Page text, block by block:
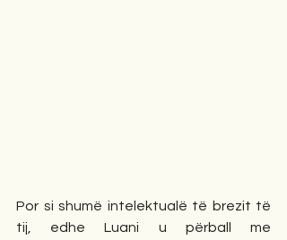
Por si shumë intelektualë të brezit të
tij, edhe Luani u përball me